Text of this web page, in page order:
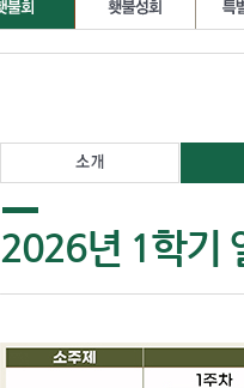
2026년 1학기